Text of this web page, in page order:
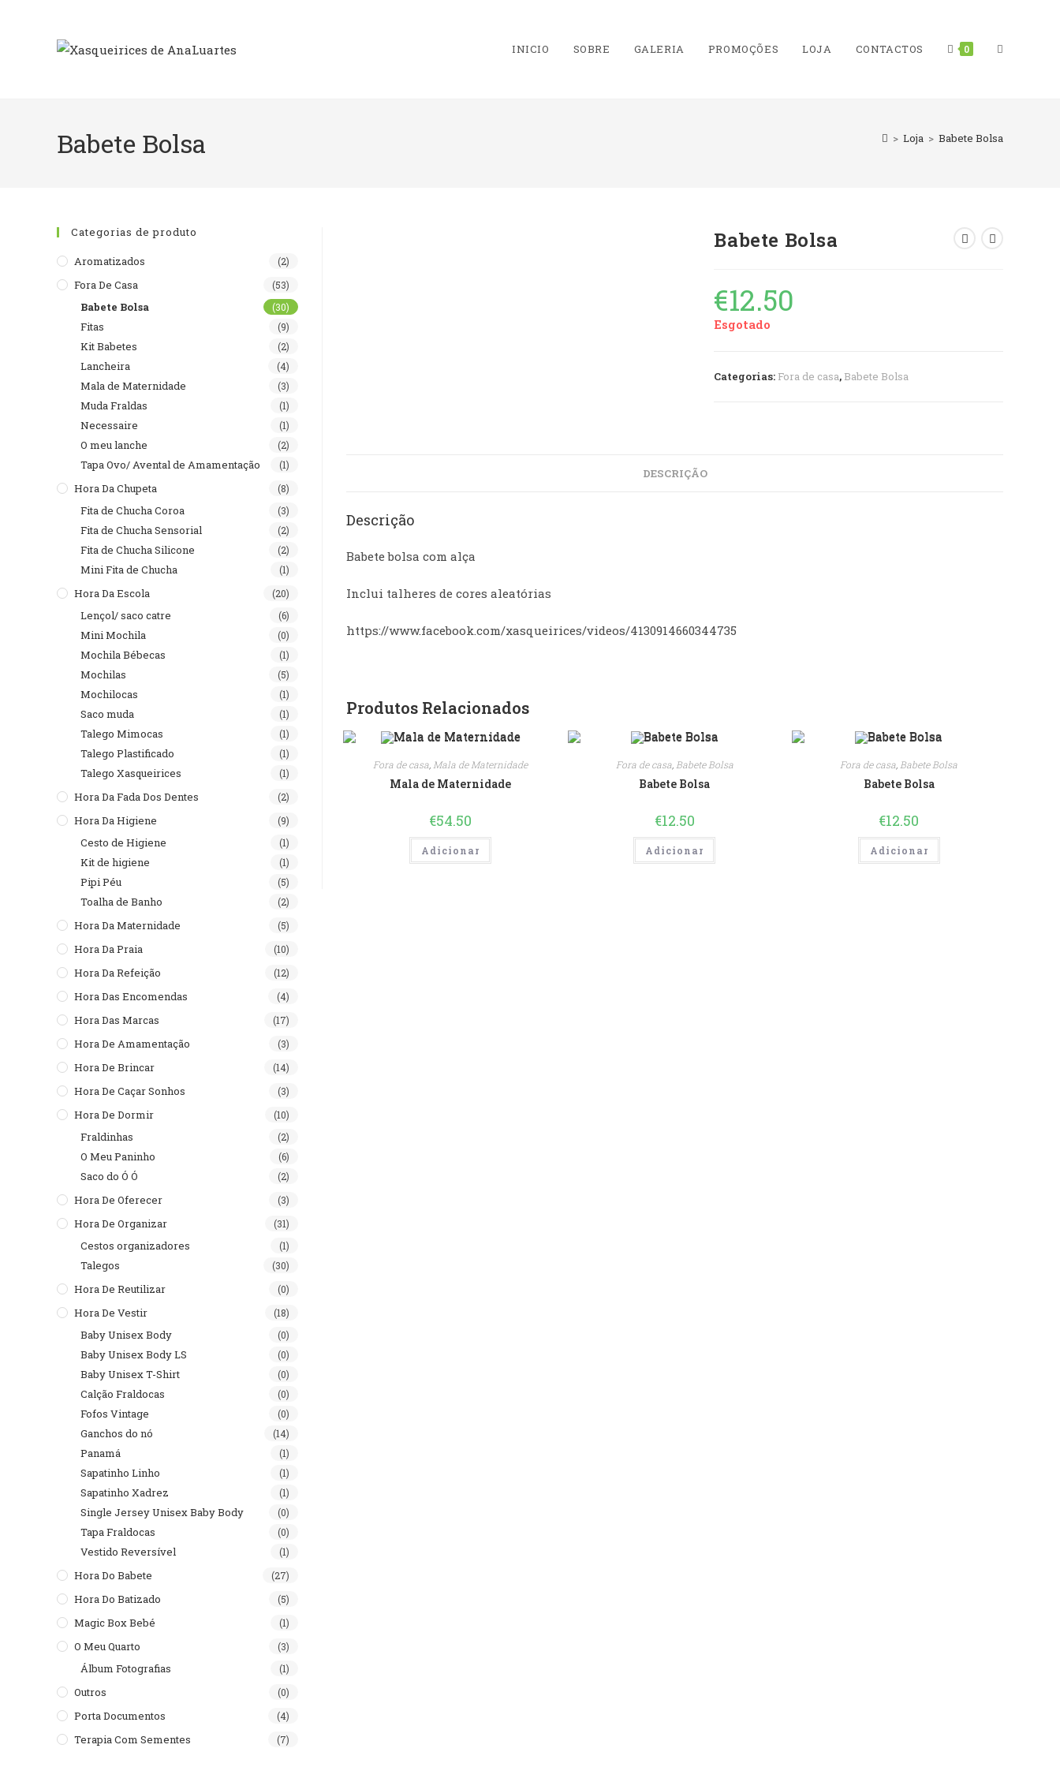
INICIO SOBRE GALERIA PROMOÇÕES LOJA CONTACTOS 0 TOGGLE
Babete Bolsa > Loja > Babete Bolsa
Babete Bolsa
€12.50
Esgotado
Categorias: Fora de casa, Babete Bolsa
DESCRIÇÃO
Descrição
Babete bolsa com alça
Inclui talheres de cores aleatórias
https://www.facebook.com/xasqueirices/videos/4130914660344735
Produtos Relacionados
Fora de casa Mala de Maternidade
Mala de Maternidade
€54.50
Adicionar
Fora de casa, Babete Bolsa
Babete Bolsa
€12.50
Adicionar
Fora de casa Babete Bolsa
Babete Bolsa
€12.50
Adicionar
Categorias de produto
Aromatizados (2)
Fora De Casa (53)
Babete Bolsa (30)
Fitas (9)
Kit Babetes (2)
Lancheira (4)
Mala de Maternidade (3)
Muda Fraldas (1)
Necessaire (1)
O meu lanche (2)
Tapa Ovo/ Avental de Amamentação (1)
Hora Da Chupeta (8)
Fita de Chucha Coroa (3)
Fita de Chucha Sensorial (2)
Fita de Chucha Silicone (2)
Mini Fita de Chucha (1)
Hora Da Escola (20)
Lençol/ saco catre (6)
Mini Mochila (0)
Mochila Bébecas (1)
Mochilas (5)
Mochilocas (1)
Saco muda (1)
Talego Mimocas (1)
Talego Plastificado (1)
Talego Xasqueirices (1)
Hora Da Fada Dos Dentes (2)
Hora Da Higiene (9)
Cesto de Higiene (1)
Kit de higiene (1)
Pipi Péu (5)
Toalha de Banho (2)
Hora Da Maternidade (5)
Hora Da Praia (10)
Hora Da Refeição (12)
Hora Das Encomendas (4)
Hora Das Marcas (17)
Hora De Amamentação (3)
Hora De Brincar (14)
Hora De Caçar Sonhos (3)
Hora De Dormir (10)
Fraldinhas (2)
O Meu Paninho (6)
Saco do Ó Ó (2)
Hora De Oferecer (3)
Hora De Organizar (31)
Cestos organizadores (1)
Talegos (30)
Hora De Reutilizar (0)
Hora De Vestir (18)
Baby Unisex Body (0)
Baby Unisex Body LS (0)
Baby Unisex T-Shirt (0)
Calção Fraldocas (0)
Fofos Vintage (0)
Ganchos do nó (14)
Panamá (1)
Sapatinho Linho (1)
Sapatinho Xadrez (1)
Single Jersey Unisex Baby Body (0)
Tapa Fraldocas (0)
Vestido Reversível (1)
Hora Do Babete (27)
Hora Do Batizado (5)
Magic Box Bebé (1)
O Meu Quarto (3)
Álbum Fotografias (1)
Outros (0)
Porta Documentos (4)
Terapia Com Sementes (7)